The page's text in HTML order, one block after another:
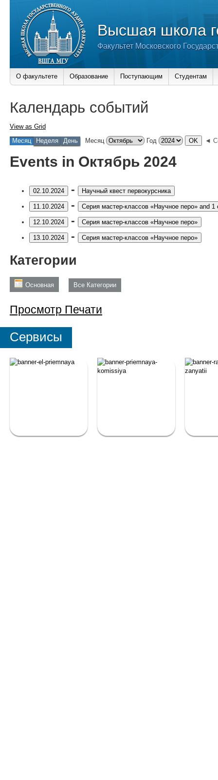
Высшая школа
Факультет Московского
О факультете Образование Поступающим Студентам
Календарь событий
View as Grid
Месяц
Неделя День Месяц Год ◄
Events in Октябрь 2024
02.10.2024 - Научный квест первокурсника
11.10.2024 - Серия мастер-классов «Научное перо» and 1
12.10.2024 - Серия мастер-классов «Научное перо»
13.10.2024 - Серия мастер-классов «Научное перо»
Категории
Основная Все Категории
Просмотр Печати
Сервисы